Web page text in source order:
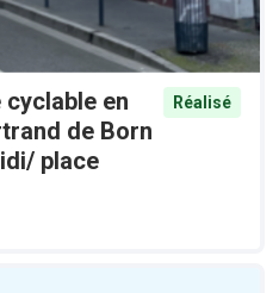
en
de Born
place
Réalisé